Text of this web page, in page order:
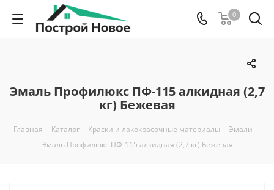
0
Эмаль Профилюкс ПФ-115 алкидная (2,7
кг) Бежевая
Главная - Каталог - Краски и лакокрасочные материалы - Эмали -
Эмаль Профилюкс ПФ-115 алкидная (2,7 кг) Бежевая